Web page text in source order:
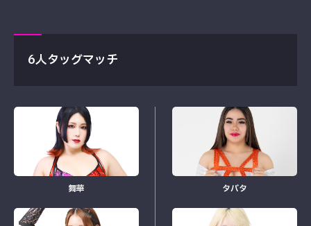
6人タッグマッチ
舞華 タバタ